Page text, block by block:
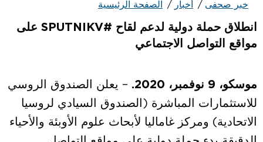
الصفحة الرئيسية أخبار خبر صحفى
انطلاق حملة دولية لدعم لقاح #SPUTNIKV على
مواقع التواصل الاجتماعي
موسكو، 9 نوفمبر، 2020.
– يعلن الصندوق الروسي
للاستثمارات المباشرة (الصندوق السيادي لروسيا
الاتحادية) ومركز غاماليا لأبحاث علوم الأوبئة والأحياء